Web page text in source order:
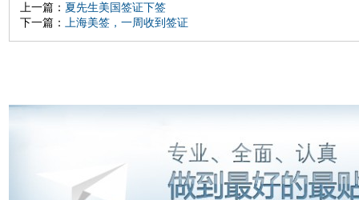
上一篇： 夏先生美国签证下签
下一篇：
上海美签，一周收到签证